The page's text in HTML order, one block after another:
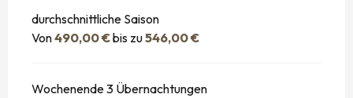
durchschnittliche Saison
Von490,00 €bis zu546,00 €
Wochenende 3 Übernachtungen